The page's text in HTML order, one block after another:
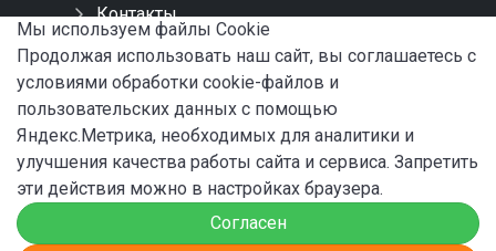
Контакты
Карта сайта
СОЦИАЛЬНЫЕ СЕТИ
Мы используем файлы Сookie
Продолжая использовать наш сайт, вы соглашаетесь с
условиями обработки cookie-файлов и
пользовательских данных с помощью
Яндекс.Метрика, необходимых для аналитики и
улучшения качества работы сайта и сервиса. Запретить
эти действия можно в настройках браузера.
Согласен